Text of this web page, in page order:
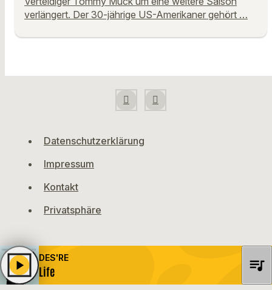
verlängert. Der 30-jährige US-Amerikaner gehört …
Datenschutzerklärung
Impressum
Kontakt
Privatsphäre
DES'RE
Life
play_arrow queue_music